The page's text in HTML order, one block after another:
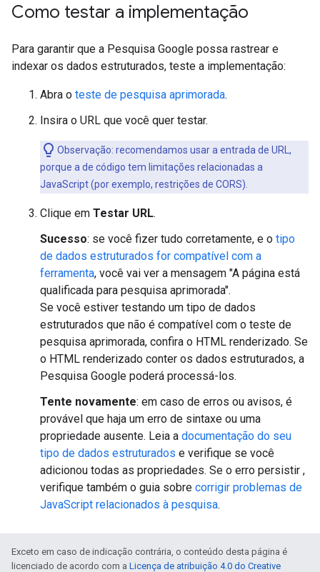
Como testar a implementação
Para garantir que a Pesquisa Google possa rastrear e
indexar os dados estruturados, teste a implementação:
Abra o teste de pesquisa aprimorada.
Insira o URL que você quer testar.
Observação: recomendamos usar a entrada de URL,
porque a de código tem limitações relacionadas a
JavaScript (por exemplo, restrições de CORS).
Clique em Testar URL.
Sucesso: se você fizer tudo corretamente, e o tipo
de dados estruturados for compatível com a
ferramenta, você vai ver a mensagem "A página está
qualificada para pesquisa aprimorada".
Se você estiver testando um tipo de dados
estruturados que não é compatível com o teste de
pesquisa aprimorada, confira o HTML renderizado. Se
o HTML renderizado conter os dados estruturados, a
Pesquisa Google poderá processá-los.
Tente novamente: em caso de erros ou avisos, é
provável que haja um erro de sintaxe ou uma
propriedade ausente. Leia a documentação do seu
tipo de dados estruturados e verifique se você
adicionou todas as propriedades. Se o erro persistir ,
verifique também o guia sobre corrigir problemas de
JavaScript relacionados à pesquisa.
Exceto em caso de indicação contrária, o conteúdo desta página é
licenciado de acordo com a Licença de atribuição 4.0 do Creative